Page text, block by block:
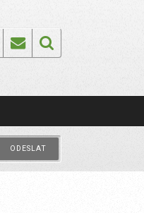
Instagram
Email